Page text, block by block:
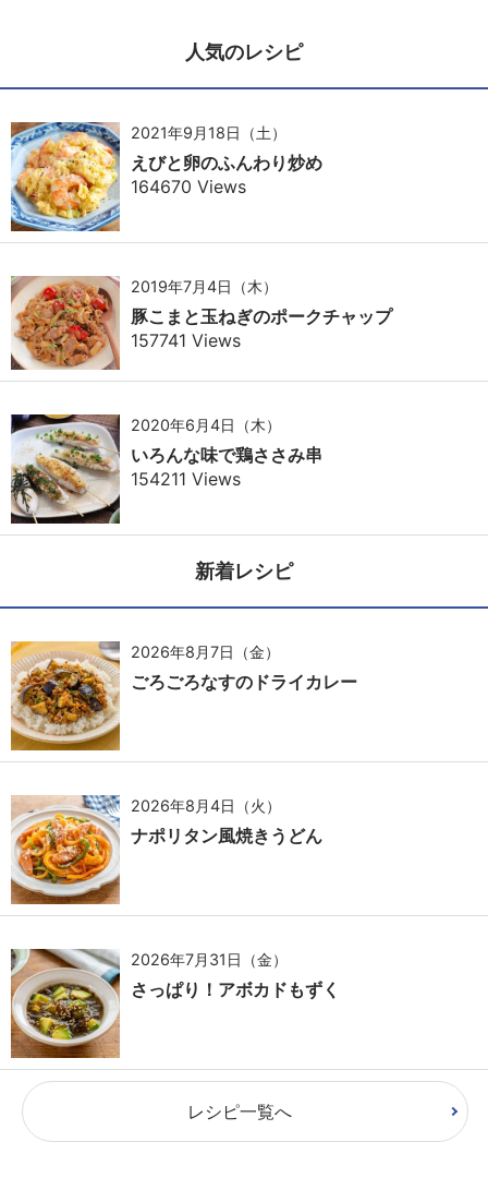
人気のレシピ
2021年9月18日（土）
えびと卵のふんわり炒め
164670 Views
2019年7月4日（木）
豚こまと玉ねぎのポークチャップ
157741 Views
2020年6月4日（木）
いろんな味で鶏ささみ串
154211 Views
新着レシピ
2026年8月7日（金）
ごろごろなすのドライカレー
2026年8月4日（火）
ナポリタン風焼きうどん
2026年7月31日（金）
さっぱり！アボカドもずく
レシピ一覧へ